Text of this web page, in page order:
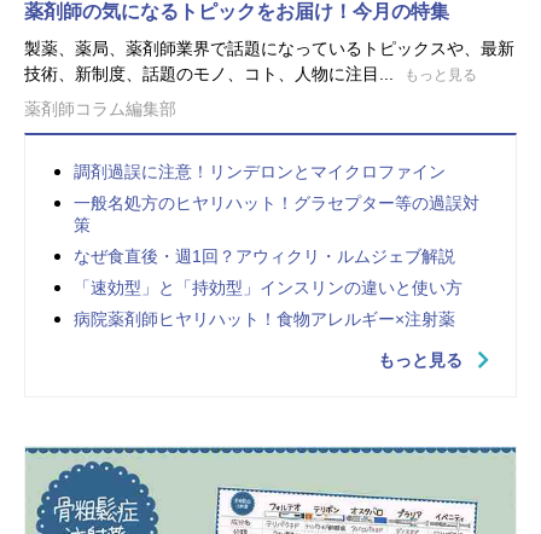
薬剤師の気になるトピックをお届け！今月の特集
製薬、薬局、薬剤師業界で話題になっているトピックスや、最新
技術、新制度、話題のモノ、コト、人物に注目...
もっと見る
薬剤師コラム編集部
調剤過誤に注意！リンデロンとマイクロファイン
一般名処方のヒヤリハット！グラセプター等の過誤対
策
なぜ食直後・週1回？アウィクリ・ルムジェブ解説
「速効型」と「持効型」インスリンの違いと使い方
病院薬剤師ヒヤリハット！食物アレルギー×注射薬
もっと見る